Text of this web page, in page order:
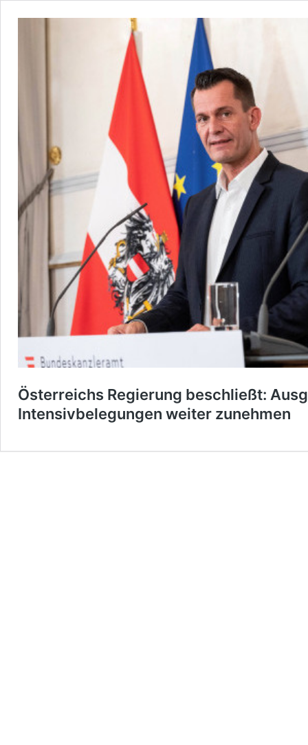
Österreichs Regierung beschließt:
Intensivbelegungen weiter zunehmen